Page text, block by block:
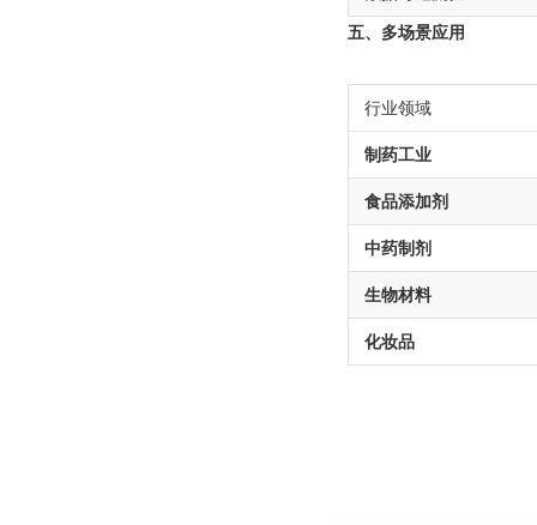
五、多场景应用
行业领域
制药工业
食品添加剂
中药制剂
生物材料
化妆品